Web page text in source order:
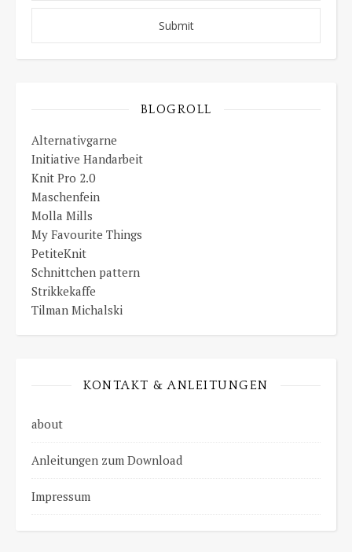
BLOGROLL
Alternativgarne
Initiative Handarbeit
Knit Pro 2.0
Maschenfein
Molla Mills
My Favourite Things
PetiteKnit
Schnittchen pattern
Strikkekaffe
Tilman Michalski
KONTAKT & ANLEITUNGEN
about
Anleitungen zum Download
Impressum